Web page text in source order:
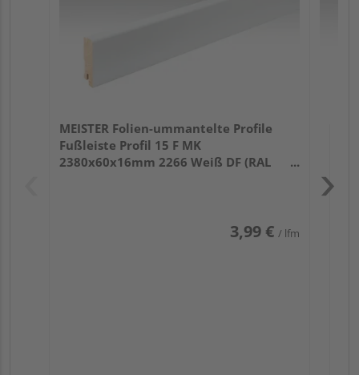
MEISTER Folien-ummantelte Profile
Fußleiste Profil 15 F MK
2380x60x16mm 2266 Weiß DF (RAL
3,99 € / lfm